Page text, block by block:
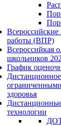
работы (ВПР)
Всероссийкая
школьников
График
здоровья
технологии